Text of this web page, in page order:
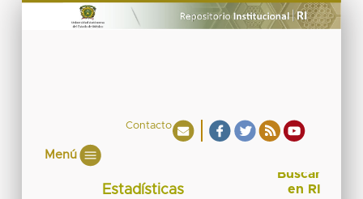
Contacto
Menú
Estadísticas
Buscar
en RI